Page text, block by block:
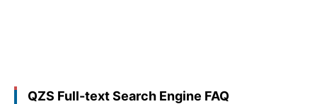
QZS Full-text Search Engine FAQ